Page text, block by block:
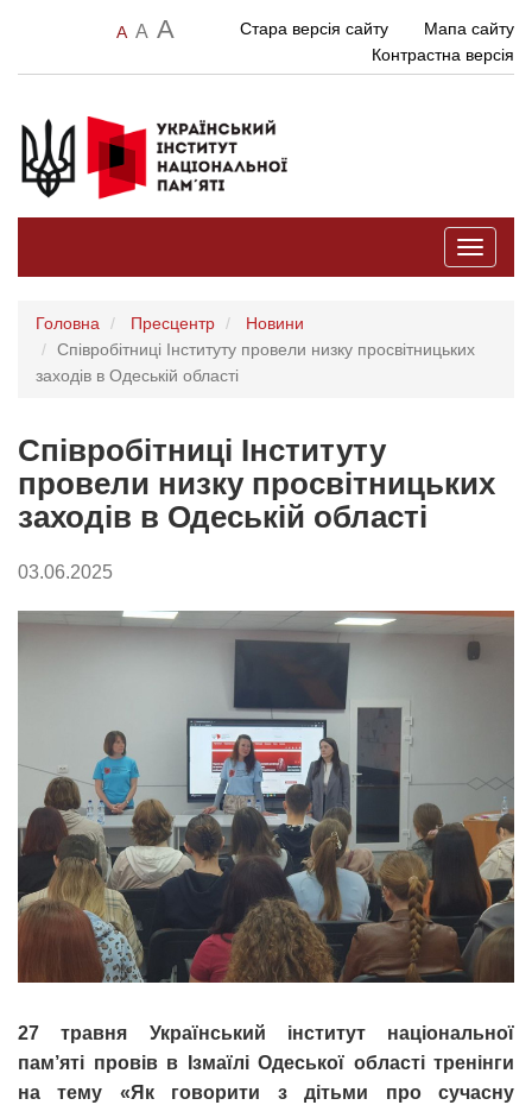
A A A Стара версія сайту
Мапа сайту
Контрастна версія
Toggle
Головна Пресцентр
Новини
Співробітниці Інституту провели низку просвітницьких
заходів в Одеській області
Співробітниці Інституту
провели низку просвітницьких
заходів в Одеській області
03.06.2025
27 травня Український інститут національної
пам’яті провів в Ізмаїлі Одеської області тренінги
на тему «Як говорити з дітьми про сучасну